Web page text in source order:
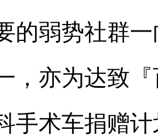
的弱势社群
，亦为达致
手术车捐赠